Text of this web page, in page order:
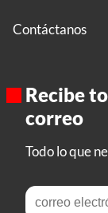
Contáctanos
Recibe
correo
Todo lo que